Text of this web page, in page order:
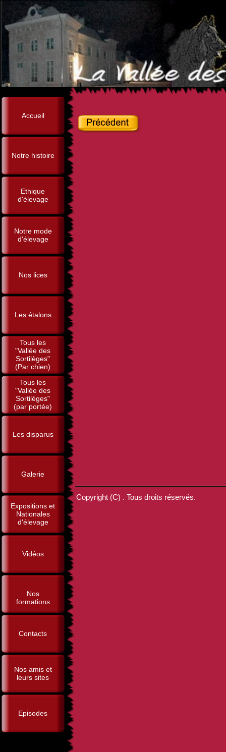
Accueil
Notre histoire
Ethique
d'élevage
Notre mode
d'élevage
Nos lices
Les étalons
Tous les
"Vallée des
Sortilèges"
(Par chien)
Tous les
"Vallée des
Sortilèges"
(par portée)
Les disparus
Galerie
Expositions et
Nationales
d'élevage
Vidéos
Nos
formations
Contacts
Nos amis et
leurs sites
Episodes
Copyright (C) . Tous droits réservés.